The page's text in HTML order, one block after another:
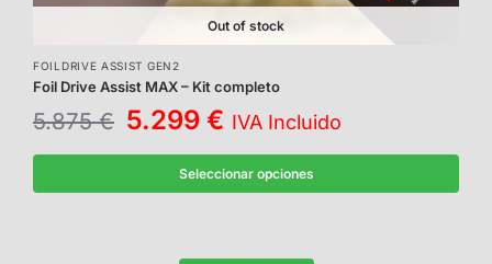
Out of stock
FOILDRIVE ASSIST GEN2
Foil Drive Assist MAX – Kit completo
5.875€ 5.299 € IVA Incluido
Seleccionar opciones